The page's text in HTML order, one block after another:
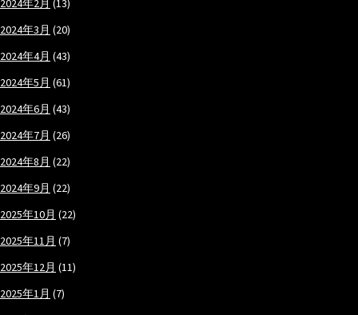
2024年3月 (20)
2024年4月 (43)
2024年5月 (61)
2024年6月 (43)
2024年7月 (26)
2024年8月 (22)
2024年9月 (22)
2025年10月 (22)
2025年11月 (7)
2025年12月 (11)
2025年1月 (7)